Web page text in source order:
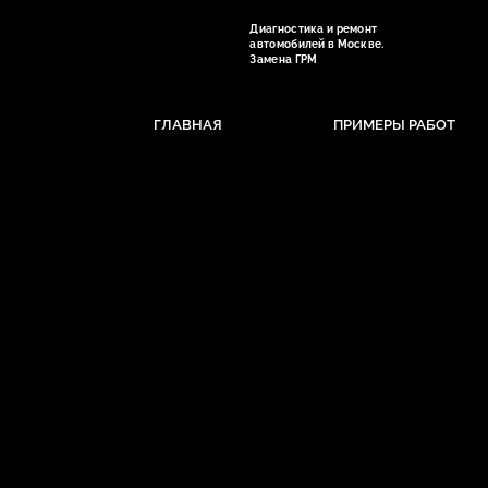
Диагностика и ремонт
автомобилей в Москве.
Замена ГРМ
ГЛАВНАЯ ПРИМЕРЫ РАБОТ